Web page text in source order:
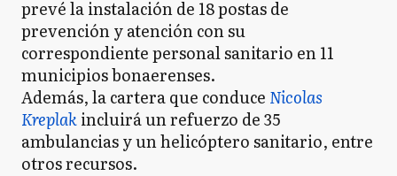
prevé la instalación de 18 postas de
prevención y atención con su
correspondiente personal sanitario en 11
municipios bonaerenses.
Además, la cartera que conduce Nicolas
Kreplakincluirá un refuerzo de 35
ambulancias y un helicóptero sanitario, entre
otros recursos.